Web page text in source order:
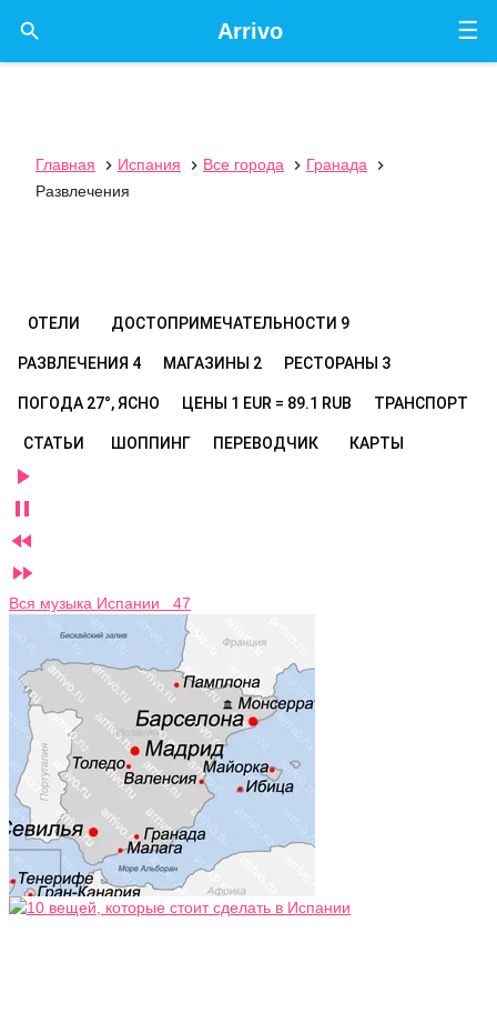
☰
Arrivo

Главная  Испания  Все города  Гранада

Развлечения
ОТЕЛИ ДОСТОПРИМЕЧАТЕЛЬНОСТИ 9
РАЗВЛЕЧЕНИЯ 4 МАГАЗИНЫ 2 РЕСТОРАНЫ 3
ПОГОДА 27°, ЯСНО ЦЕНЫ 1 EUR = 89.1 RUB ТРАНСПОРТ
СТАТЬИ ШОППИНГ ПЕРЕВОДЧИК КАРТЫ




Вся музыка Испании 47